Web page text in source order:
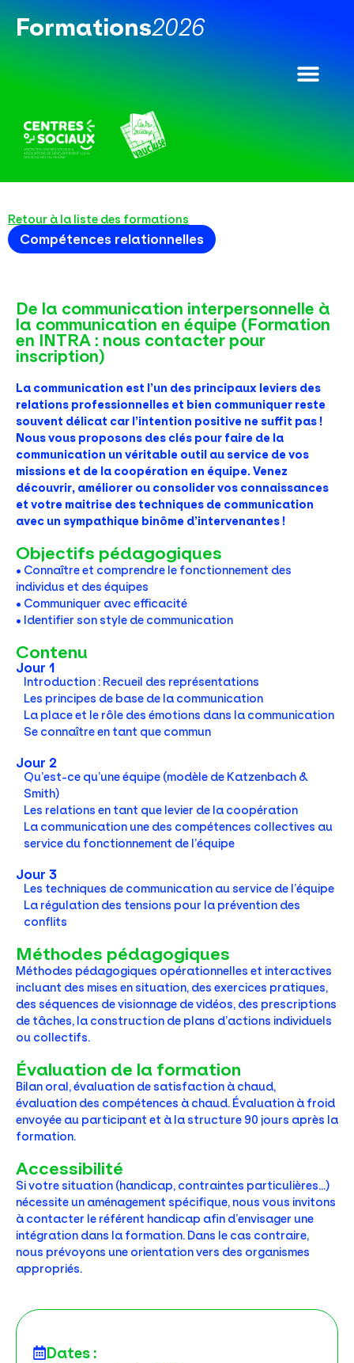
Formations​2026​
Retour à la liste des formations
Compétences relationnelles
De la communication interpersonnelle à
la communication en équipe (Formation
en INTRA : nous contacter pour
inscription)
La communication est l’un des principaux leviers des
relations professionnelles et bien communiquer reste
souvent délicat car l’intention positive ne suffit pas !
Nous vous proposons des clés pour faire de la
communication un véritable outil au service de vos
missions et de la coopération en équipe. Venez
découvrir, améliorer ou consolider vos connaissances
et votre maitrise des techniques de communication
avec un sympathique binôme d’intervenantes !
Objectifs pédagogiques
• Connaître et comprendre le fonctionnement des
individus et des équipes
• Communiquer avec efficacité
• Identifier son style de communication
Contenu
Jour 1
Introduction : Recueil des représentations
Les principes de base de la communication
La place et le rôle des émotions dans la communication
Se connaître en tant que commun
Jour 2
Qu’est-ce qu’une équipe (modèle de Katzenbach &
Smith)
Les relations en tant que levier de la coopération
La communication une des compétences collectives au
service du fonctionnement de l’équipe
Jour 3
Les techniques de communication au service de l’équipe
La régulation des tensions pour la prévention des
conflits
Méthodes pédagogiques
Méthodes pédagogiques opérationnelles et interactives
incluant des mises en situation, des exercices pratiques,
des séquences de visionnage de vidéos, des prescriptions
de tâches, la construction de plans d’actions individuels
ou collectifs.
Évaluation de la formation
Bilan oral, évaluation de satisfaction à chaud,
évaluation des compétences à chaud. Évaluation à froid
envoyée au participant et à la structure 90 jours après la
formation.
Accessibilité
Si votre situation (handicap, contraintes particulières…)
nécessite un aménagement spécifique, nous vous invitons
à contacter le référent handicap afin d’envisager une
intégration dans la formation. Dans le cas contraire,
nous prévoyons une orientation vers des organismes
appropriés.
Dates :